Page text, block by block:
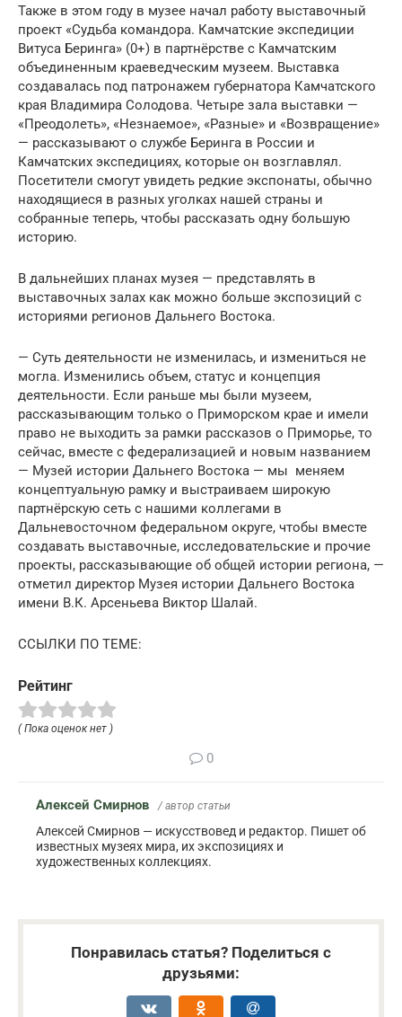
Также в этом году в музее начал работу выставочный
проект «Судьба командора. Камчатские экспедиции
Витуса Беринга» (0+) в партнёрстве с Камчатским
объединенным краеведческим музеем. Выставка
создавалась под патронажем губернатора Камчатского
края Владимира Солодова. Четыре зала выставки —
«Преодолеть», «Незнаемое», «Разные» и «Возвращение»
— рассказывают о службе Беринга в России и
Камчатских экспедициях, которые он возглавлял.
Посетители смогут увидеть редкие экспонаты, обычно
находящиеся в разных уголках нашей страны и
собранные теперь, чтобы рассказать одну большую
историю.
В дальнейших планах музея — представлять в
выставочных залах как можно больше экспозиций с
историями регионов Дальнего Востока.
— Суть деятельности не изменилась, и измениться не
могла. Изменились объем, статус и концепция
деятельности. Если раньше мы были музеем,
рассказывающим только о Приморском крае и имели
право не выходить за рамки рассказов о Приморье, то
сейчас, вместе с федерализацией и новым названием
— Музей истории Дальнего Востока — мы меняем
концептуальную рамку и выстраиваем широкую
партнёрскую сеть с нашими коллегами в
Дальневосточном федеральном округе, чтобы вместе
создавать выставочные, исследовательские и прочие
проекты, рассказывающие об общей истории региона, —
отметил директор Музея истории Дальнего Востока
имени В.К. Арсеньева Виктор Шалай.
ССЫЛКИ ПО ТЕМЕ:
Рейтинг
( Пока оценок нет )
0
Алексей Смирнов / автор статьи
Алексей Смирнов — искусствовед и редактор. Пишет об
известных музеях мира, их экспозициях и
художественных коллекциях.
Понравилась статья? Поделиться с
друзьями: